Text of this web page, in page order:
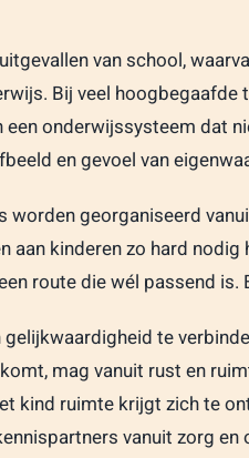
van school,
Bij veel
onderwijssysteem dat
en gevoel van
georganiseerd
kinderen zo hard
route die wél passend
te
mag vanuit rust en
kind ruimte krijgt zich te
vanuit zorg